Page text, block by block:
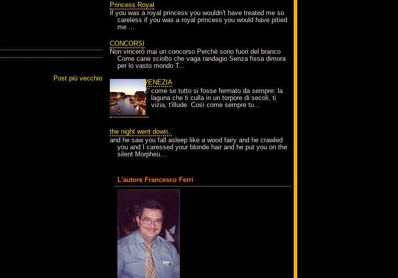
Post più vecchio
Princess Royal
if you was a royal princess you wouldn't have treated me so
careless if you was a royal princess you would have pitied
me ...
CONCORSI
Non vincerò mai un concorso Perchè sono fuori del branco
Come cane sciolto che vaga randagio Senza fissa dimora
per lo vasto mondo T...
VENEZIA
E' come se tutto si fosse fermato da sempre: la
laguna che ti culla in un torpore di secoli, ti
vizia, t'illude. Così come sempre tu...
the night went down..
and he saw you fall asleep like a wood fairy and he crawled
you and I caressed your blonde hair and he put you on the
silent Morpheu...
L'autore Francesco Ferri